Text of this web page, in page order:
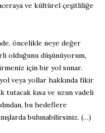
ve kültürel çeşitliliğe
öncelikle neye değer
olduğunu düşünüyorum,
için bir yol sunar.
veya yollar hakkında fikir
tutacak kısa ve uzun vadeli
bu hedeflere
bulunabilirsiniz. (…)